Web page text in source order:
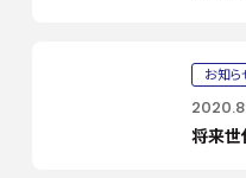
お知
将来世